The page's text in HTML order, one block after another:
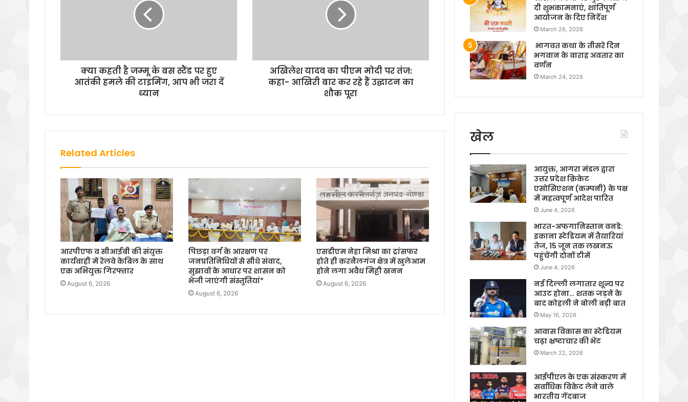
क्‍या कहती है जम्‍मू के बस स्‍टैंड पर हुए
आतंकी हमले की टाइमिंग, आप भी जरा दें
ध्‍यान
अखिलेश यादव का पीएम मोदी पर तंज:
कहा- आखिरी बार कर रहे हैं उद्घाटन का
शौक पूरा
Related Articles
आरपीएफ व सीआईबी की संयुक्त
कार्यवाही में रेलवे केबिल के साथ
एक अभियुक्त गिरफ्तार
August 6, 2026
पिछड़ा वर्ग के आरक्षण पर
जनप्रतिनिधियों से सीधे संवाद,
सुझावों के आधार पर शासन को
भेजी जाएंगी संस्तुतियां*
August 6, 2026
एसडीएम नेहा मिश्रा का ट्रांसफर
होते ही करनैलगंज क्षेत्र में खुलेआम
होने लगा अवैध मिट्टी खनन
August 6, 2026
दी शुभकामनाएं, शांतिपूर्ण
आयोजन के दिए निर्देश
March 26, 2026
भागवत कथा के तीसरे दिन
भगवान के वाराह अवतार का
वर्णन
March 24, 2026
खेल
आयुक्त, आगरा मंडल द्वारा
उत्तर प्रदेश क्रिकेट
एसोसिएशन (कम्पनी) के पक्ष
में महत्वपूर्ण आदेश पारित
June 4, 2026
भारत-अफगानिस्तान वनडे:
इकाना स्टेडियम में तैयारियां
तेज, 15 जून तक लखनऊ
पहुंचेंगी दोनों टीमें
June 4, 2026
नई दिल्ली लगातार शून्य पर
आउट होना… शतक जड़ने के
बाद कोहली ने बोली बड़ी बात
May 16, 2026
आवास विकास का स्टेडियम
चढ़ा भ्रष्टाचार की भेंट
March 22, 2026
आईपीएल के एक संस्करण में
सर्वाधिक विकेट लेने वाले
भारतीय गेंदबाज